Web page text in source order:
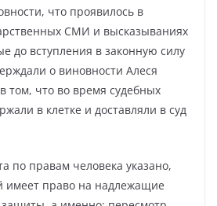
что проявилось в
СМИ и высказываниях
до вступления в законную силу
о виновности Алеся
том, что во время судебных
в клетке и доставляли в суд
по правам человека указано,
имеет право на надлежащие